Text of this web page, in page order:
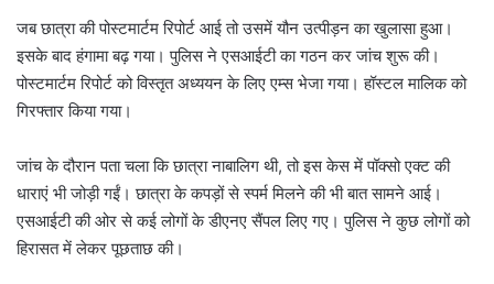
जब छात्रा की पोस्टमार्टम रिपोर्ट आई तो उसमें यौन उत्पीड़न का खुलासा हुआ।
इसके बाद हंगामा बढ़ गया। पुलिस ने एसआईटी का गठन कर जांच शुरू की।
पोस्टमार्टम रिपोर्ट को विस्तृत अध्ययन के लिए एम्स भेजा गया। हॉस्टल मालिक को
गिरफ्तार किया गया।
जांच के दौरान पता चला कि छात्रा नाबालिग थी, तो इस केस में पॉक्सो एक्ट की
धाराएं भी जोड़ी गईं। छात्रा के कपड़ों से स्पर्म मिलने की भी बात सामने आई।
एसआईटी की ओर से कई लोगों के डीएनए सैंपल लिए गए। पुलिस ने कुछ लोगों को
हिरासत में लेकर पूछताछ की।